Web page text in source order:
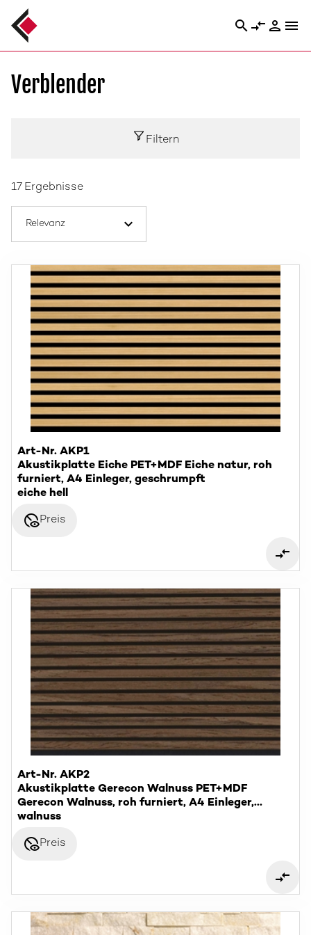
search compare_arrows person menu
Verblender
Filtern
17 Ergebnisse
Art-Nr. AKP1
Akustikplatte Eiche PET+MDF Eiche natur, roh
furniert, A4 Einleger, geschrumpft
eiche hell
disabled_visiblePreis
Art-Nr. AKP2
Akustikplatte Gerecon Walnuss PET+MDF
Gerecon Walnuss, roh furniert, A4 Einleger,
geschrumpft
walnuss
disabled_visiblePreis